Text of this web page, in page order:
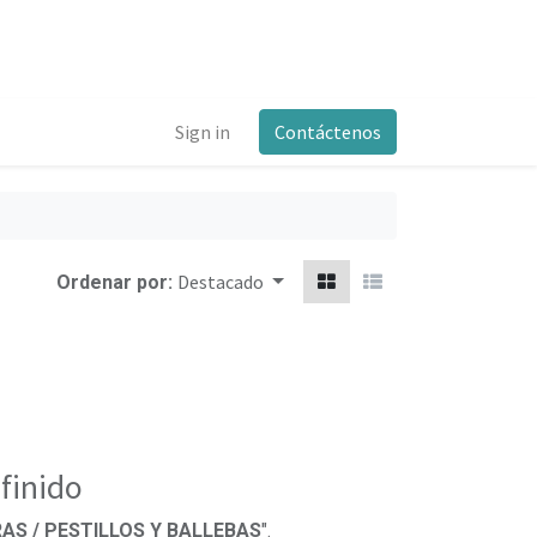
Sign in Contáctenos
Ordenar por: Destacado
/ PESTILLOS Y BALLEBAS".